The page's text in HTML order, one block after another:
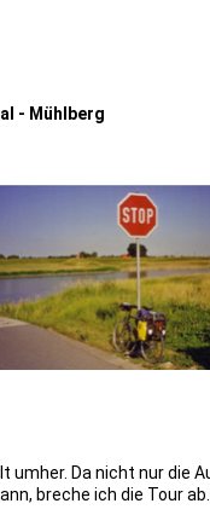
- Mühlberg
Da nicht nur die
breche ich die Tour ab.